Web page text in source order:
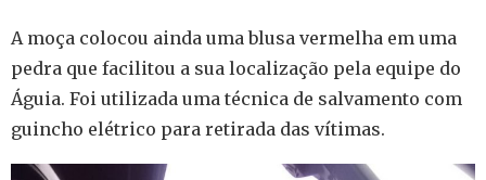
A moça colocou ainda uma blusa vermelha em uma
pedra que facilitou a sua localização pela equipe do
Águia. Foi utilizada uma técnica de salvamento com
guincho elétrico para retirada das vítimas.